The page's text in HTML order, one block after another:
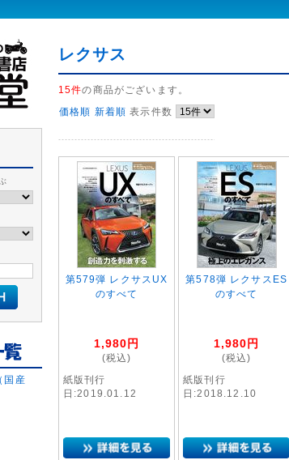
レクサス
15件の商品がございます。
価格順 新着順 表示件数
第579弾 レクサスUX
のすべて
1,980 円
(税込)
紙版刊行
日:2019.01.12
第578弾 レクサスES
のすべて
1,980 円
(税込)
紙版刊行
日:2018.12.10
国産